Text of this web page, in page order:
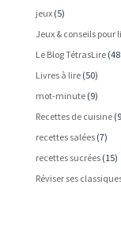
jeux(5)
Jeux & conseils pour
Le Blog TétrasLire
Livres à lire(50)
mot-minute(9)
Recettes de cuisine
recettes salées(7)
recettes sucrées(15)
Réviser ses